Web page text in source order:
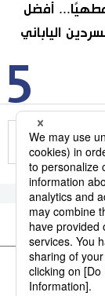
5
مطهيًا... أفضل
الياباني
طوكيو